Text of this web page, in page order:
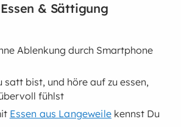
& Sättigung
Ablenkung durch Smartphone
satt bist, und höre auf zu essen,
fühlst
Essen aus Langeweilekennst Du